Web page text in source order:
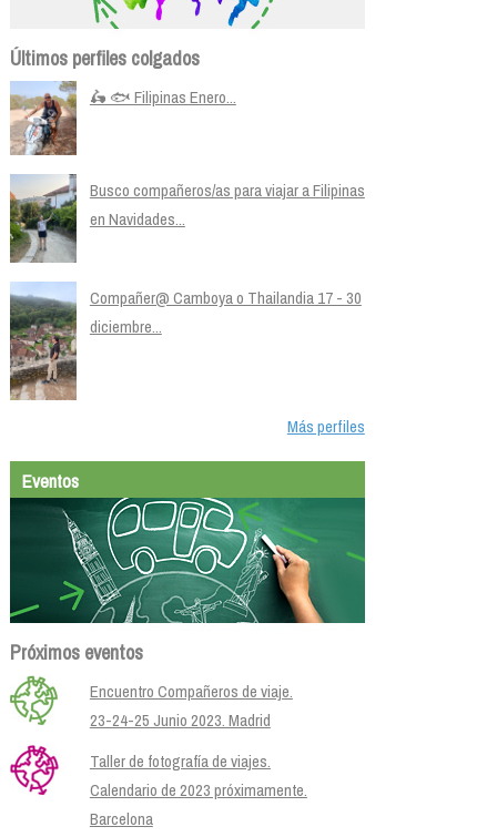
Últimos perfiles colgados
🛵 🐟 Filipinas Enero...
Busco compañeros/as para viajar a Filipinas
en Navidades...
Compañer@ Camboya o Thailandia 17 - 30
diciembre...
Más perfiles
Eventos
Próximos eventos
Encuentro Compañeros de viaje.
23-24-25 Junio 2023. Madrid
Taller de fotografía de viajes.
Calendario de 2023 próximamente.
Barcelona